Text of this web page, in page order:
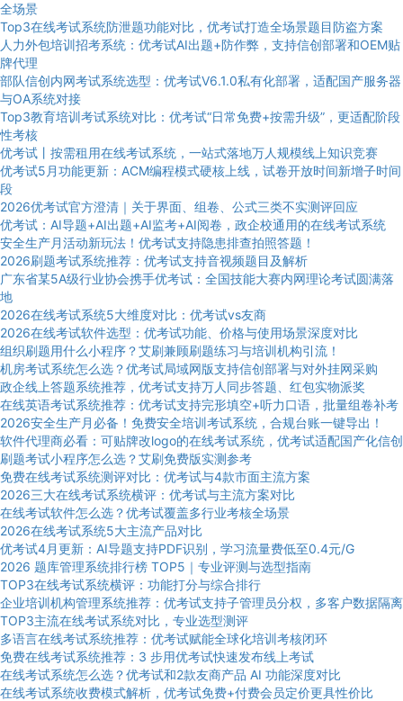
全场景
Top3在线考试系统防泄题功能对比，优考试打造全场景题目防盗方案
人力外包培训招考系统：优考试AI出题+防作弊，支持信创部署和OEM贴
牌代理
部队信创内网考试系统选型：优考试V6.1.0私有化部署，适配国产服务器
与OA系统对接
Top3教育培训考试系统对比：优考试“日常免费+按需升级”，更适配阶段
性考核
优考试丨按需租用在线考试系统，一站式落地万人规模线上知识竞赛
优考试5月功能更新：ACM编程模式硬核上线，试卷开放时间新增子时间
段
2026优考试官方澄清｜关于界面、组卷、公式三类不实测评回应
优考试：AI导题+AI出题+AI监考+AI阅卷，政企校通用的在线考试系统
安全生产月活动新玩法！优考试支持隐患排查拍照答题！
2026刷题考试系统推荐：优考试支持音视频题目及解析
广东省某5A级行业协会携手优考试：全国技能大赛内网理论考试圆满落
地
2026在线考试系统5大维度对比：优考试vs友商
2026在线考试软件选型：优考试功能、价格与使用场景深度对比
组织刷题用什么小程序？艾刷兼顾刷题练习与培训机构引流！
机房考试系统怎么选？优考试局域网版支持信创部署与对外挂网采购
政企线上答题系统推荐，优考试支持万人同步答题、红包实物派奖
在线英语考试系统推荐：优考试支持完形填空+听力口语，批量组卷补考
2026安全生产月必备！免费安全培训考试系统，合规台账一键导出！
软件代理商必看：可贴牌改logo的在线考试系统，优考试适配国产化信创
刷题考试小程序怎么选？艾刷免费版实测参考
免费在线考试系统测评对比：优考试与4款市面主流方案
2026三大在线考试系统横评：优考试与主流方案对比
在线考试软件怎么选？优考试覆盖多行业考核全场景
2026在线考试系统5大主流产品对比
优考试4月更新：AI导题支持PDF识别，学习流量费低至0.4元/G
2026 题库管理系统排行榜 TOP5｜专业评测与选型指南
TOP3在线考试系统横评：功能打分与综合排行
企业培训机构管理系统推荐：优考试支持子管理员分权，多客户数据隔离
TOP3主流在线考试系统对比，专业选型测评
多语言在线考试系统推荐：优考试赋能全球化培训考核闭环
免费在线考试系统推荐：3 步用优考试快速发布线上考试
在线考试系统怎么选？优考试和2款友商产品 AI 功能深度对比
在线考试系统收费模式解析，优考试免费+付费会员定价更具性价比